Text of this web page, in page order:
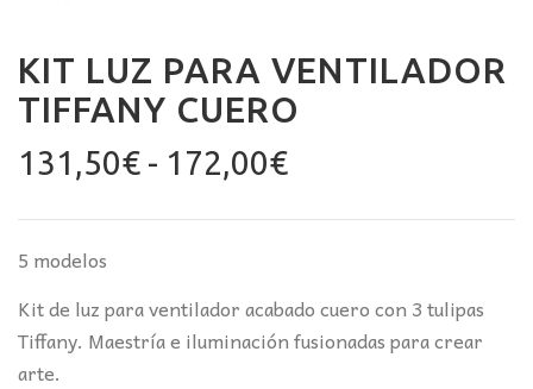
KIT LUZ PARA VENTILADOR
TIFFANY CUERO
131,50€ - 172,00€Rango
precios:
131,50€
hasta
172,00€
5 modelos
Kit de luz para ventilador acabado cuero con 3 tulipas
Tiffany. Maestría e iluminación fusionadas para crear
arte.